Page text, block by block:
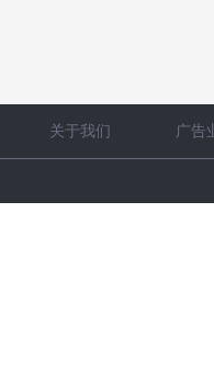
关于我们 广告